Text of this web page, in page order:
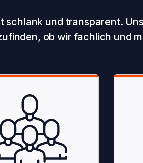
schlank und transparent.
ob wir fachlich und